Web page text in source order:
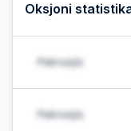
Oksjoni